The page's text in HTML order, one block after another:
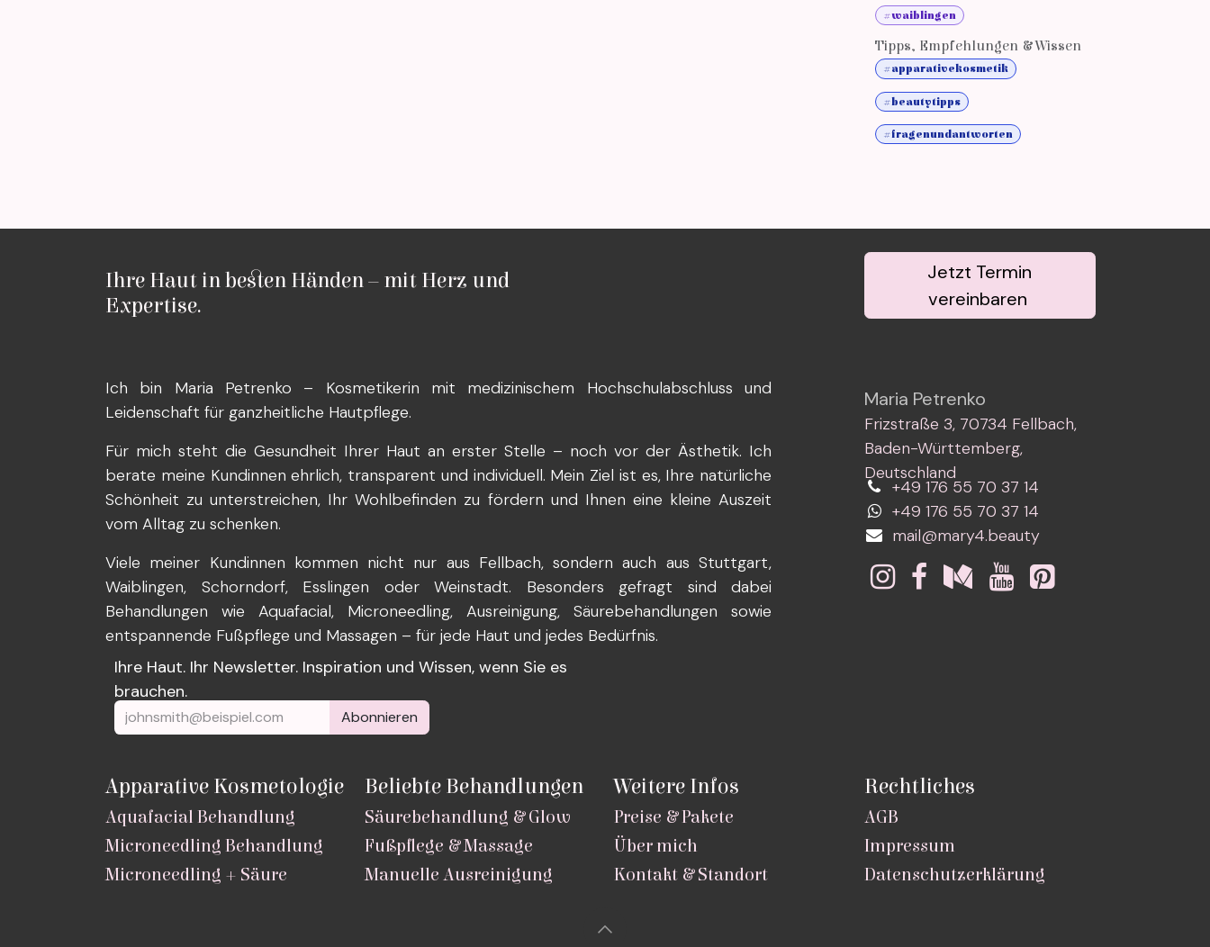
#waiblingen
Tipps, Empfehlungen & Wissen
#apparativekosmetik
#beautytipps
#fragenundantworten
Ihre Haut in besten Händen – mit Herz und
Expertise.
Jetzt Termin
vereinbaren
Ich bin Maria Petrenko – Kosmetikerin mit medizinischem Hochschulabschluss und
Leidenschaft für ganzheitliche Hautpflege.
Für mich steht die Gesundheit Ihrer Haut an erster Stelle – noch vor der Ästhetik. Ich
berate meine Kundinnen ehrlich, transparent und individuell. Mein Ziel ist es, Ihre natürliche
Schönheit zu unterstreichen, Ihr Wohlbefinden zu fördern und Ihnen eine kleine Auszeit
vom Alltag zu schenken.
Viele meiner Kundinnen kommen nicht nur aus Fellbach, sondern auch aus Stuttgart,
Waiblingen, Schorndorf, Esslingen oder Weinstadt. Besonders gefragt sind dabei
Behandlungen wie Aquafacial, Microneedling, Ausreinigung, Säurebehandlungen sowie
entspannende Fußpflege und Massagen – für jede Haut und jedes Bedürfnis.
Maria Petrenko
Frizstraße 3, 70734 Fellbach,
Baden-Württemberg,
Deutschland
Ihre Haut. Ihr Newsletter. Inspiration und Wissen, wenn Sie es
brauchen.
+49 176 55 70 37 14
+49 176 55 70 37 14
mail@mary4.beauty
Abonnieren
Apparative Kosmetologie
Aquafacial Behandlung
Microneedling Behandlung
Microneedling + Säure
Beliebte Behandlungen
Säurebehandlung & Glow
Fußpflege & Massage
Manuelle Ausreinigung
Weitere Infos
Preise & Pakete
Über mich
Kontakt & Standort
Rechtliches
AGB
Impressum
Datenschutzerklärung